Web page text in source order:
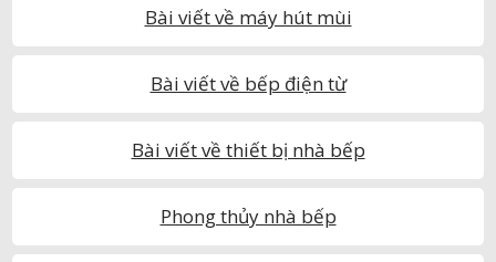
Bài viết về máy hút mùi
Bài viết về bếp điện từ
Bài viết về thiết bị nhà bếp
Phong thủy nhà bếp